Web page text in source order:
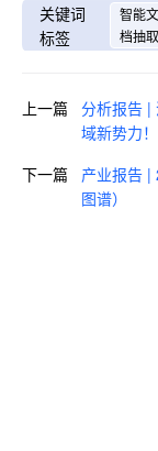
关键词
标签
智能文
档抽取
上一篇 分析报告 |
域新势力！
下一篇
产业报告 |
图谱）